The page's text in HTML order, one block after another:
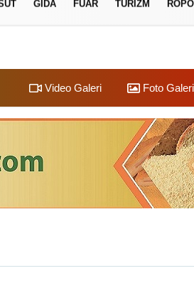
GIDA FUAR TURIZM
Video Galeri Foto Galeri